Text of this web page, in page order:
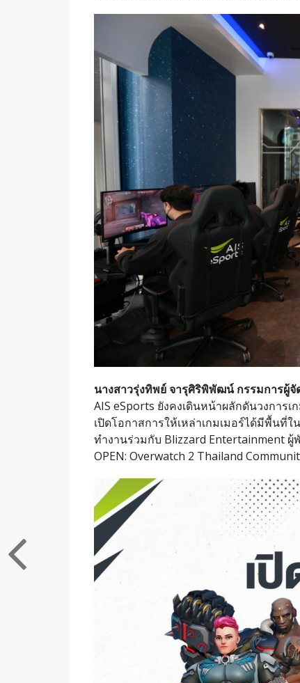
นางสาวรุ่งทิพย์ จารุศิริพิพัฒน์ กรรมการผู้
AIS eSports ยังคงเดินหน้าผลักดันวงการ
เปิดโอกาสการให้เหล่าเกมเมอร์ได้มีพื้นที่
ทำงานร่วมกับ Blizzard Entertainment
OPEN: Overwatch 2 Thailand